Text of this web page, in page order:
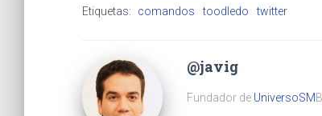
Etiquetas: comandos toodledo twitter
@javig
Fundador de UniversoSM